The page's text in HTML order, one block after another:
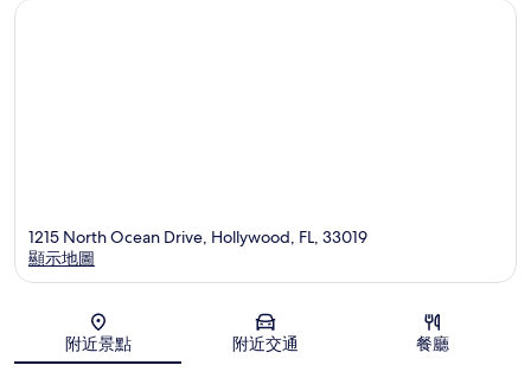
地圖
1215 North Ocean Drive, Hollywood, FL, 33019
顯示地圖
附近景點 附近交通 餐廳